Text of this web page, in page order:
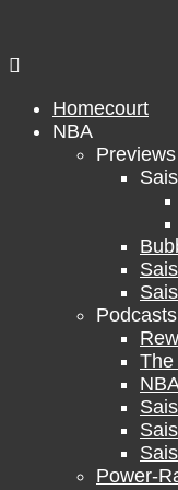
springen
Homecourt
NBA
Previews
Podcasts
The
Power-